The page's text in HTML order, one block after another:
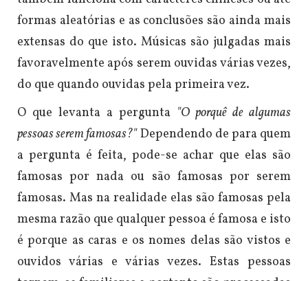
formas aleatórias e as conclusões são ainda mais
extensas do que isto. Músicas são julgadas mais
favoravelmente após serem ouvidas várias vezes,
do que quando ouvidas pela primeira vez.
O que levanta a pergunta "O porquê de algumas
pessoas serem famosas?"Dependendo de para quem
a pergunta é feita, pode-se achar que elas são
famosas por nada ou são famosas por serem
famosas. Mas na realidade elas são famosas pela
mesma razão que qualquer pessoa é famosa e isto
é porque as caras e os nomes delas são vistos e
ouvidos várias e várias vezes. Estas pessoas